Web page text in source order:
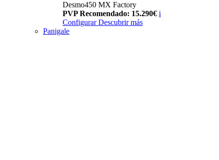
Desmo450 MX Factory
PVP Recomendado: 15.290€ i
Configurar Descubrir más
Panigale